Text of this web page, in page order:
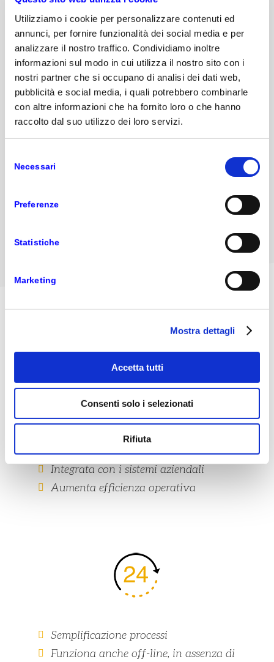
Utilizziamo i cookie per personalizzare contenuti ed
annunci, per fornire funzionalità dei social media e per
analizzare il nostro traffico. Condividiamo inoltre
informazioni sul modo in cui utilizza il nostro sito con i
nostri partner che si occupano di analisi dei dati web,
pubblicità e social media, i quali potrebbero combinarle
con altre informazioni che ha fornito loro o che hanno
raccolto dal suo utilizzo dei loro servizi.
delNecessari
Preferenze
Statistiche
Marketing
Mostra dettagli
Accetta tutti
Consenti solo i selezionati
Rifiuta
WORKSPACE
Visione rapida ed immediata del totale
delle spese inserite divise per carta di
credito, contanti, prepagati e
dell’importo da ricevere
Link alle principali operazioni
Gestisce multicompany
Integrata con i sistemi aziendali
Aumenta efficienza operativa
Semplificazione processi
Funziona anche off-line, in assenza di